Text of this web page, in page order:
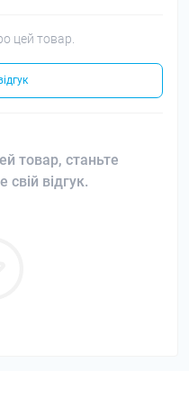
цей товар.
товар, станьте
відгук.